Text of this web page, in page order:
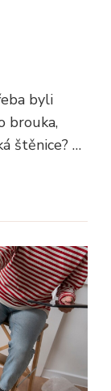
byli
brouka,
štěnice? …